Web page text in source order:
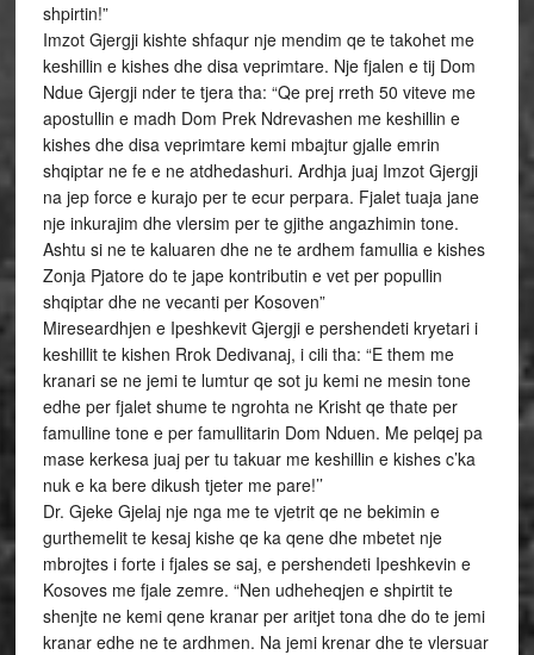
shpirtin!”
Imzot Gjergji kishte shfaqur nje mendim qe te takohet me
keshillin e kishes dhe disa veprimtare. Nje fjalen e tij Dom
Ndue Gjergji nder te tjera tha: “Qe prej rreth 50 viteve me
apostullin e madh Dom Prek Ndrevashen me keshillin e
kishes dhe disa veprimtare kemi mbajtur gjalle emrin
shqiptar ne fe e ne atdhedashuri. Ardhja juaj Imzot Gjergji
na jep force e kurajo per te ecur perpara. Fjalet tuaja jane
nje inkurajim dhe vlersim per te gjithe angazhimin tone.
Ashtu si ne te kaluaren dhe ne te ardhem famullia e kishes
Zonja Pjatore do te jape kontributin e vet per popullin
shqiptar dhe ne vecanti per Kosoven”
Mireseardhjen e Ipeshkevit Gjergji e pershendeti kryetari i
keshillit te kishen Rrok Dedivanaj, i cili tha: “E them me
kranari se ne jemi te lumtur qe sot ju kemi ne mesin tone
edhe per fjalet shume te ngrohta ne Krisht qe thate per
famulline tone e per famullitarin Dom Nduen. Me pelqej pa
mase kerkesa juaj per tu takuar me keshillin e kishes c’ka
nuk e ka bere dikush tjeter me pare!’’
Dr. Gjeke Gjelaj nje nga me te vjetrit qe ne bekimin e
gurthemelit te kesaj kishe qe ka qene dhe mbetet nje
mbrojtes i forte i fjales se saj, e pershendeti Ipeshkevin e
Kosoves me fjale zemre. “Nen udheheqjen e shpirtit te
shenjte ne kemi qene kranar per aritjet tona dhe do te jemi
kranar edhe ne te ardhmen. Na jemi krenar dhe te vlersuar